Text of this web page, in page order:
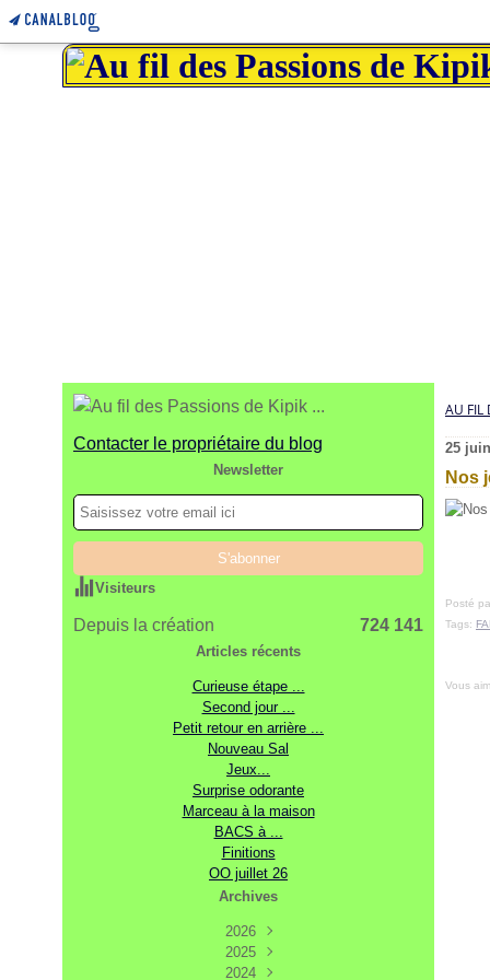
Contacter le propriétaire du blog
Newsletter
Visiteurs
Depuis la création 724 141
Articles récents
Curieuse étape ...
Second jour ...
Petit retour en arrière ...
Nouveau Sal
Jeux...
Surprise odorante
Marceau à la maison
BACS à ...
Finitions
OO juillet 26
Archives
2026
Août
(3)
Juillet(7)
2025
Décembre
2024
AU FIL
25
Nos
Posté
Tags:
Vous